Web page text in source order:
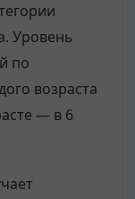
Уровень
по
возраста
— в 6